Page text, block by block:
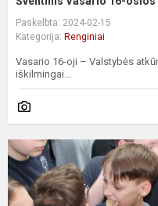
Paskelbta: 2024-02-15
Kategorija: Renginiai
Vasario 16-oji – Valstybės
iškilmingai...